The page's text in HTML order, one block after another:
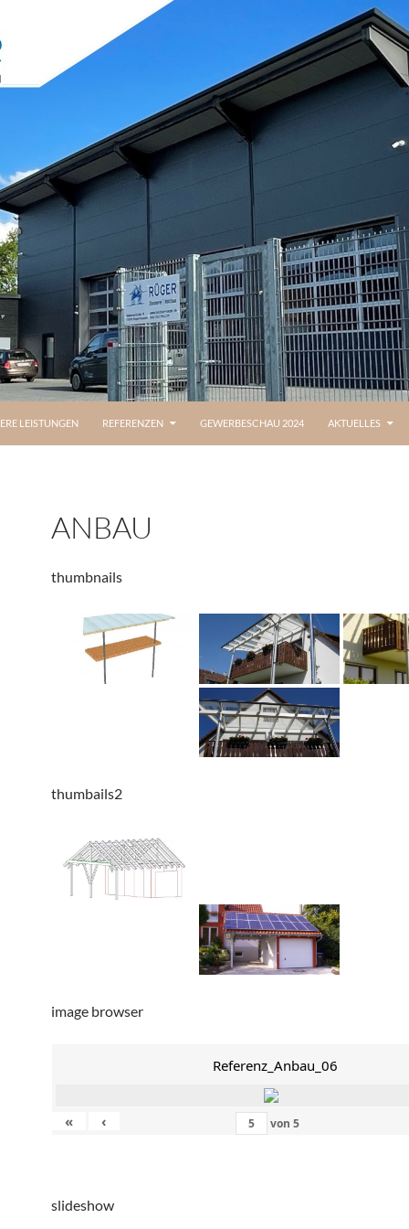
LEISTUNGEN REFERENZEN GEWERBESCHAU 2024 AKTUELLES
ANBAU
thumbnails
thumbails2
image browser
Referenz_Anbau_06
« ‹ von 5
slideshow